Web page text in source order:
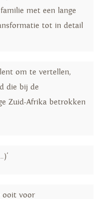
met een lange
tot in detail
om te vertellen,
die bij de
Zuid-Afrika betrokken
ooit voor